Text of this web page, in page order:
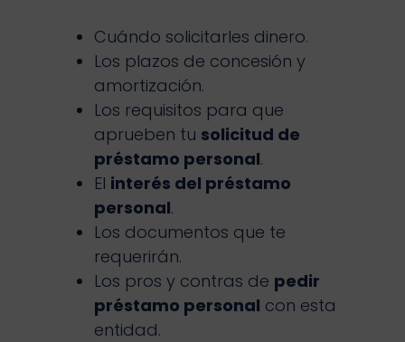
Cuándo solicitarles dinero.
Los plazos de concesión y
amortización.
Los requisitos para que
aprueben tu solicitud de
préstamo personal.
El interés del préstamo
personal.
Los documentos que te
requerirán.
Los pros y contras de pedir
préstamo personal con esta
entidad.